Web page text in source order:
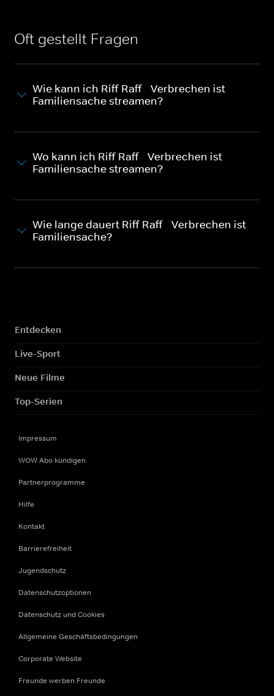
Oft gestellt Fragen
Wie kann ich Riff Raff - Verbrechen ist
Familiensache streamen?
Wo kann ich Riff Raff - Verbrechen ist
Familiensache streamen?
Wie lange dauert Riff Raff - Verbrechen ist
Familiensache?
Entdecken
Live-Sport
Neue Filme
Top-Serien
Impressum
WOW Abo kündigen
Partnerprogramme
Hilfe
Kontakt
Barrierefreiheit
Jugendschutz
Datenschutzoptionen
Datenschutz und Cookies
Allgemeine Geschäftsbedingungen
Corporate Website
Freunde werben Freunde